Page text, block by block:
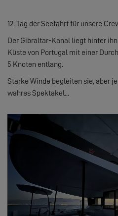
12. Tag der Seefahrt für unsere
Der Gibraltar-Kanal liegt hinter
Küste von Portugal mit einer
5 Knoten entlang.
Starke Winde begleiten sie, aber
wahres Spektakel...